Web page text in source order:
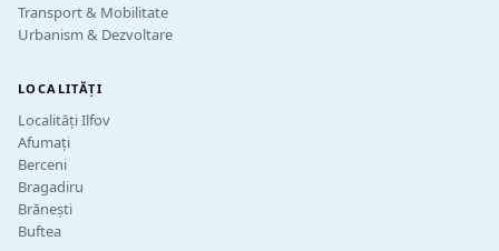
Transport & Mobilitate
Urbanism & Dezvoltare
LOCALITĂȚI
Localități Ilfov
Afumați
Berceni
Bragadiru
Brănești
Buftea